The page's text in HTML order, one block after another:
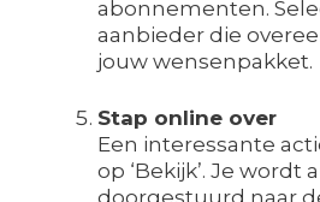
abonnementen.
aanbieder die
jouw wensenpakket.
Stap online over
Een interessante
op ‘Bekijk’. Je wordt